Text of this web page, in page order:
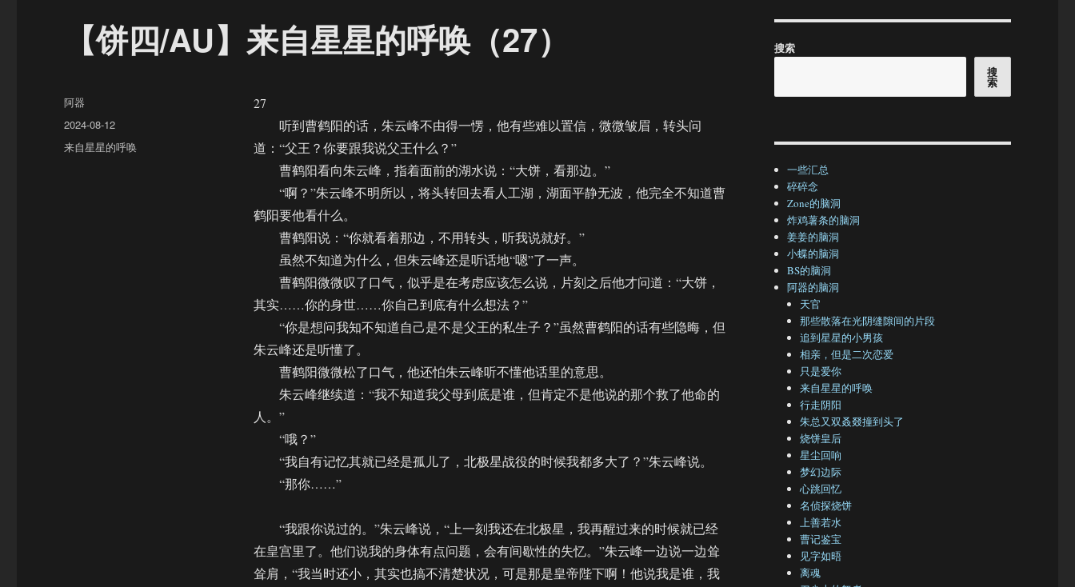
【饼四/AU】来自星星的呼唤（27）
27
听到曹鹤阳的话，朱云峰不由得一愣，他有些难以置信，微微皱眉，转头问
道：“父王？你要跟我说父王什么？”
曹鹤阳看向朱云峰，指着面前的湖水说：“大饼，看那边。”
“啊？”朱云峰不明所以，将头转回去看人工湖，湖面平静无波，他完全不知道曹
鹤阳要他看什么。
曹鹤阳说：“你就看着那边，不用转头，听我说就好。”
虽然不知道为什么，但朱云峰还是听话地“嗯”了一声。
曹鹤阳微微叹了口气，似乎是在考虑应该怎么说，片刻之后他才问道：“大饼，
其实……你的身世……你自己到底有什么想法？”
“你是想问我知不知道自己是不是父王的私生子？”虽然曹鹤阳的话有些隐晦，但
朱云峰还是听懂了。
曹鹤阳微微松了口气，他还怕朱云峰听不懂他话里的意思。
朱云峰继续道：“我不知道我父母到底是谁，但肯定不是他说的那个救了他命的
人。”
“哦？”
“我自有记忆其就已经是孤儿了，北极星战役的时候我都多大了？”朱云峰说。
“那你……”
“我跟你说过的。”朱云峰说，“上一刻我还在北极星，我再醒过来的时候就已经
在皇宫里了。他们说我的身体有点问题，会有间歇性的失忆。”朱云峰一边说一边耸
耸肩，“我当时还小，其实也搞不清楚状况，可是那是皇帝陛下啊！他说我是谁，我
作
者
阿器
发
布
于
2024-08-12
分
来自星星的呼唤
搜索
搜
索
一些汇总
碎碎念
Zone的脑洞
炸鸡薯条的脑洞
姜姜的脑洞
小蝶的脑洞
BS的脑洞
阿器的脑洞
天官
那些散落在光阴缝隙间的片段
追到星星的小男孩
相亲，但是二次恋爱
只是爱你
来自星星的呼唤
行走阴阳
朱总又双叒叕撞到头了
烧饼皇后
星尘回响
梦幻边际
心跳回忆
名侦探烧饼
上善若水
曹记鉴宝
见字如晤
离魂